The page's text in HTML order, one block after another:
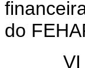
do
VI -